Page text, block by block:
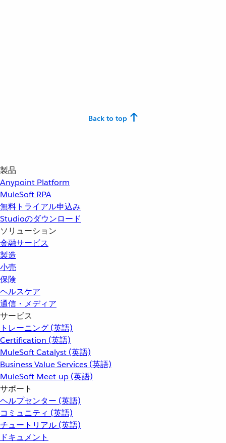
Back to top
製品
Anypoint Platform
MuleSoft RPA
無料トライアル申込み
Studioのダウンロード
ソリューション
金融サービス
製造
小売
保険
ヘルスケア
通信・メディア
サービス
トレーニング (英語)
Certification (英語)
MuleSoft Catalyst (英語)
Business Value Services (英語)
MuleSoft Meet-up (英語)
サポート
ヘルプセンター (英語)
コミュニティ (英語)
チュートリアル (英語)
ドキュメント